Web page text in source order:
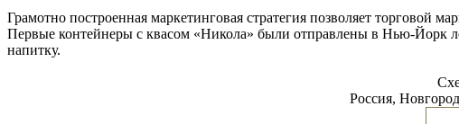
Грамотно построенная маркетинговая стратегия позволяет торговой
Первые контейнеры с квасом «Никола» были отправлены в Нью-Йорк
напитку.
Россия,